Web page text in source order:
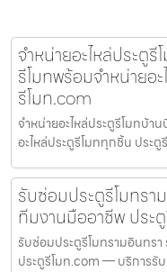
จำหน่ายอะไหล่ประตู
รีโมทพร้อมจำหน่ายอ
รีโมท.com
จำหน่ายอะไหล่ประตูรีโมทบ้า
อะไหล่ประตูรีโมททุกชิ้น ปร
รับซ่อมประตูรีโมทร
ทีมงานมืออาชีพ ประ
รับซ่อมประตูรีโมทรามอินทร
ประตูรีโมท.com — บริการรั